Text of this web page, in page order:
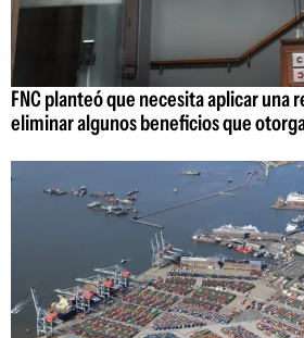
FNC planteó que necesita aplicar una
eliminar algunos beneficios que